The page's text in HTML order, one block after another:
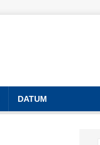
DATUM